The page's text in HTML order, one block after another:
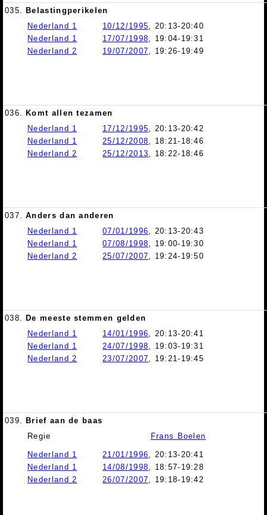
035. Belastingperikelen
Nederland 1
10/12/1995, 20:13-20:40
Nederland 1
17/07/1998, 19:04-19:31
Nederland 2
19/07/2007, 19:26-19:49
036. Komt allen tezamen
Nederland 1
17/12/1995, 20:13-20:42
Nederland 1
25/12/2008, 18:21-18:46
Nederland 2
25/12/2013, 18:22-18:46
037. Anders dan anderen
Nederland 1
07/01/1996, 20:13-20:43
Nederland 1
07/08/1998, 19:00-19:30
Nederland 2
25/07/2007, 19:24-19:50
038. De meeste stemmen gelden
Nederland 1
14/01/1996, 20:13-20:41
Nederland 1
24/07/1998, 19:03-19:31
Nederland 2
23/07/2007, 19:21-19:45
039. Brief aan de baas
Regie
Frans Boelen
Nederland 1 21/01/1996, 20:13-20:41
Nederland 1
14/08/1998, 18:57-19:28
Nederland 2
26/07/2007, 19:18-19:42